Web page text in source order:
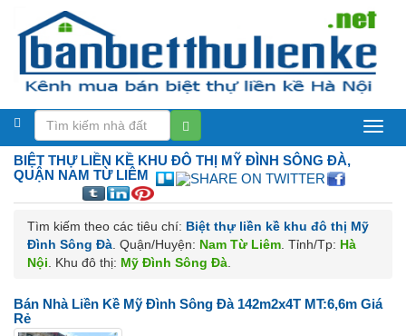
Biệt
kề
BIỆT THỰ LIỀN KỀ KHU ĐÔ THỊ MỸ ĐÌNH SÔNG ĐÀ,
QUẬN NAM TỪ LIÊM
Tìm kiếm theo các tiêu chí: Biệt thự liền kề khu đô thị Mỹ
Đình Sông Đà . Quận/Huyện: Nam Từ Liêm . Tỉnh/Tp: Hà
Nội . Khu đô thị: Mỹ Đình Sông Đà
Bán Nhà Liền Kề Mỹ Đình Sông Đà 142m2x4T MT:6,6m Giá
Rẻ